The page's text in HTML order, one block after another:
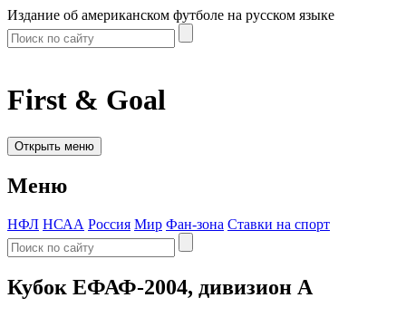
Издание об американском футболе на русском языке
First & Goal
Открыть меню
Меню
НФЛ НСАА Россия Мир Фан-зона Ставки на спорт
Кубок ЕФАФ-2004, дивизион A